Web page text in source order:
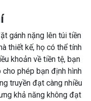
gánh nặng lên túi tiền
thiết kế, họ có thể tính
khoản về tiền tệ, bạn
phép bạn định hình
truyền đạt càng nhiều
khả năng không đạt